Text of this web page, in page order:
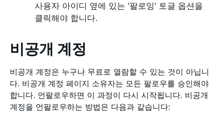
사용자 아이디 옆에 있는 '팔로잉' 토글 옵션을
클릭해야 합니다.
비공개 계정
비공개 계정은 누구나 무료로 열람할 수 있는 것이 아닙니
다. 비공개 계정 페이지 소유자는 모든 팔로우를 승인해야
합니다. 언팔로우하면 이 과정이 다시 시작됩니다. 비공개
계정을 언팔로우하는 방법은 다음과 같습니다: